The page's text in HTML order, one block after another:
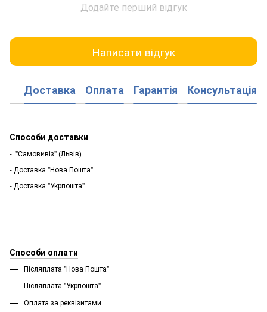
Додайте перший відгук
Написати відгук
Доставка Оплата Гарантія Консультація
Способи доставки
- "Самовивіз" (Львів)
- Доставка "Нова Пошта"
- Доставка "Укрпошта"
Способи оплати
Післяплата "Нова Пошта"
Післяплата "Укрпошта''
Оплата за реквізитами